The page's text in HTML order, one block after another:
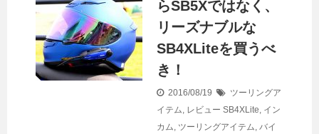
らSB5Xではなく、
リーズナブルな
SB4XLiteを買うべ
き！
2016/08/19
ツーリングア
イテム, レビュー SB4XLite, イン
カム, ツーリングアイテム, バイ